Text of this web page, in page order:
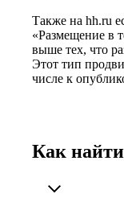
Также на hh.ru
«Размещение в
выше тех, что
Этот тип
числе к
Как